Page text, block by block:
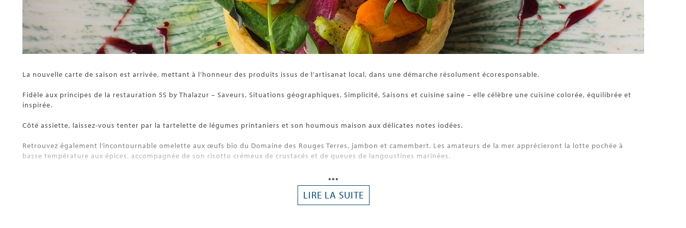
La nouvelle carte de saison est arrivée, mettant à l’honneur des produits issus de l’artisanat local, dans une démarche résolument écoresponsable.
Fidèle aux principes de la restauration 5S by Thalazur – Saveurs, Situations géographiques, Simplicité, Saisons et cuisine saine – elle célèbre une cuisine colorée, équilibrée et
inspirée.
Côté assiette, laissez-vous tenter par la tartelette de légumes printaniers et son houmous maison aux délicates notes iodées.
Retrouvez également l’incontournable omelette aux œufs bio du Domaine des Rouges Terres, jambon et camembert. Les amateurs de la mer apprécieront la lotte pochée à
basse température aux épices, accompagnée de son risotto crémeux de crustacés et de queues de langoustines marinées.
Pour finir sur une note gourmande et surprenante, succombez à nos desserts en trompe-l’œil, avec l’incontournable poire façon Belle Hélène et la nouveauté : le citron revisité.
En complément, découvrez nos cocktails créations bien-être du moment, avec ou sans alcool, ainsi que nos cocktails aux saveurs normandes tels que le Spritz Normand ou le
•••
LIRE LA SUITE